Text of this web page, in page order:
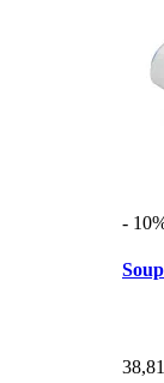
-
38,81